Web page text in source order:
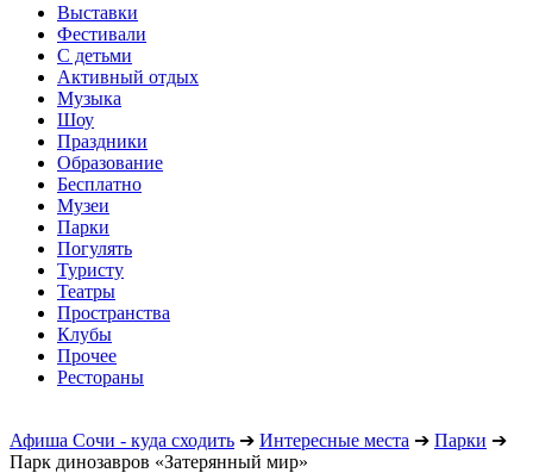
Выставки
Фестивали
С детьми
Активный отдых
Музыка
Шоу
Праздники
Образование
Бесплатно
Музеи
Парки
Погулять
Туристу
Театры
Пространства
Клубы
Прочее
Рестораны
Афиша Сочи - куда сходить ➔ Интересные места ➔ Парки ➔
Парк динозавров «Затерянный мир»